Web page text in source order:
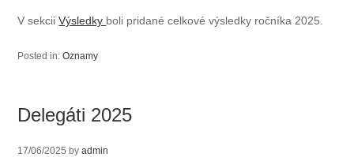
V sekciiVýsledky boli pridané celkové výsledky ročníka 2025.
Posted in:Oznamy
Delegáti 2025
17/06/2025 byadmin